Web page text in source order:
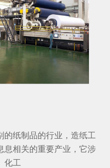
德、智、体发展，具有坚
识，获得现场工程师基本
求